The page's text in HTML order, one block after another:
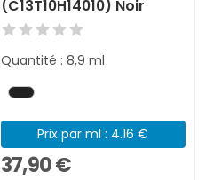
(C13T10H14010) Noir
Quantité : 8,9 ml
Prix par ml : 4.16 €
37,90 €